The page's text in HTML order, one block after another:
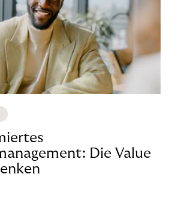
Die Value